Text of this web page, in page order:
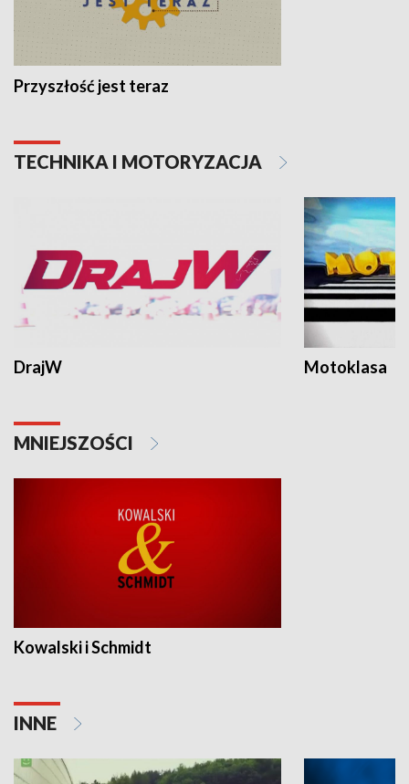
Przyszłość jest teraz
TECHNIKA I MOTORYZACJA
DrajW Motoklasa
MNIEJSZOŚCI
Kowalski i Schmidt
INNE